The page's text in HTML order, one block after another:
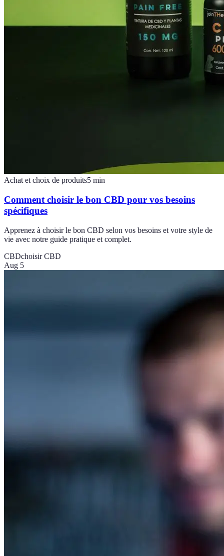
Achat et choix de produits5 min
Comment choisir le bon CBD pour vos besoins
spécifiques
Apprenez à choisir le bon CBD selon vos besoins et votre style de
vie avec notre guide pratique et complet.
CBDchoisir CBD
Aug 5